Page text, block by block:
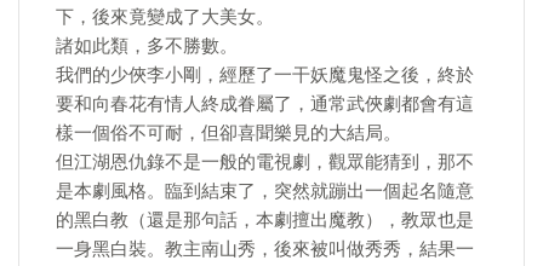
下，後來竟變成了大美女。
諸如此類，多不勝數。
我們的少俠李小剛，經歷了一干妖魔鬼怪之後，終於
要和向春花有情人終成眷屬了，通常武俠劇都會有這
樣一個俗不可耐，但卻喜聞樂見的大結局。
但江湖恩仇錄不是一般的電視劇，觀眾能猜到，那不
是本劇風格。臨到結束了，突然就蹦出一個起名隨意
的黑白教（還是那句話，本劇擅出魔教），教眾也是
一身黑白裝。教主南山秀，後來被叫做秀秀，結果一